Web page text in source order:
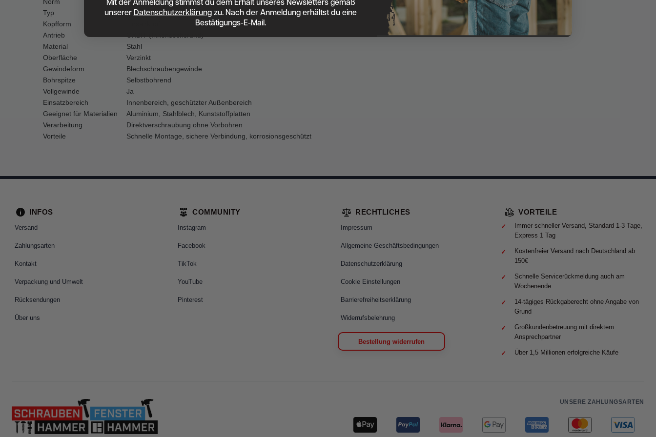
Typ
Bohrschraube mit Vollgewinde
Kopfform
Antrieb
Material
Stahl
Oberfläche
Verzinkt
Gewindeform
Blechschraubengewinde
Bohrspitze
Selbstbohrend
Vollgewinde
Ja
Einsatzbereich
Innenbereich, geschützter Außenbereich
Geeignet für Materialien
Aluminium, Stahlblech, Kunststoffplatten
Verarbeitung
Direktverschraubung ohne Vorbohren
Vorteile
Schnelle Montage, sichere Verbindung, korrosionsgeschützt
INFOS
Versand
Zahlungsarten
Kontakt
Verpackung und Umwelt
Rücksendungen
Über uns
COMMUNITY
Instagram
Facebook
TikTok
YouTube
Pinterest
RECHTLICHES
Impressum
Allgemeine Geschäftsbedingungen
Datenschutzerklärung
Cookie Einstellungen
Barrierefreiheitserklärung
Widerrufsbelehrung
Bestellung widerrufen
VORTEILE
Immer schneller Versand, Standard 1-3 Tage,
Express 1 Tag
Kostenfreier Versand nach Deutschland ab
150€
Schnelle Servicerückmeldung auch am
Wochenende
14-tägiges Rückgaberecht ohne Angabe von
Grund
Großkundenbetreuung mit direktem
Ansprechpartner
Über 1,5 Millionen erfolgreiche Käufe
UNSERE ZAHLUNGSARTEN
unserer Datenschutzerklärungzu. Nach der Anmeldung erhältst du eine
Bestätigungs-E-Mail.